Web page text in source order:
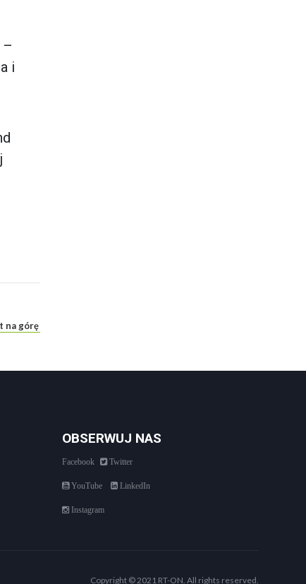
–
i
na górę
OBSERWUJ NAS
Facebook Twitter
YouTube LinkedIn
Instagram
Copyright © 2021 RT-ON. All rights reserved.